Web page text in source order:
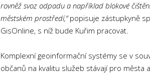
rovněž svoz odpadu a například blokové
městském prostředí,“popisuje zástupkyně
GisOnline, s níž bude Kuřim pracovat.
Komplexní geoinformační systémy se v
občanů na kvalitu služeb stávají pro